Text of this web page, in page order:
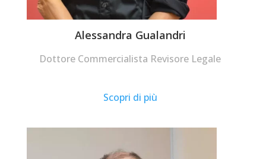
Alessandra Gualandri
Dottore Commercialista Revisore Legale
Scopri di più